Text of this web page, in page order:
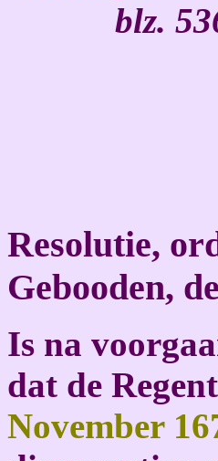
blz.
Resolutie,
Gebooden,
Is na
dat de
November